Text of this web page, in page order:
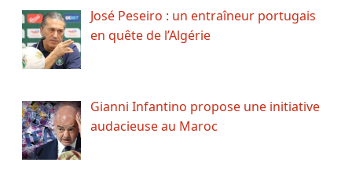
José Peseiro : un entraîneur portugais
en quête de l’Algérie
Gianni Infantino propose une initiative
audacieuse au Maroc